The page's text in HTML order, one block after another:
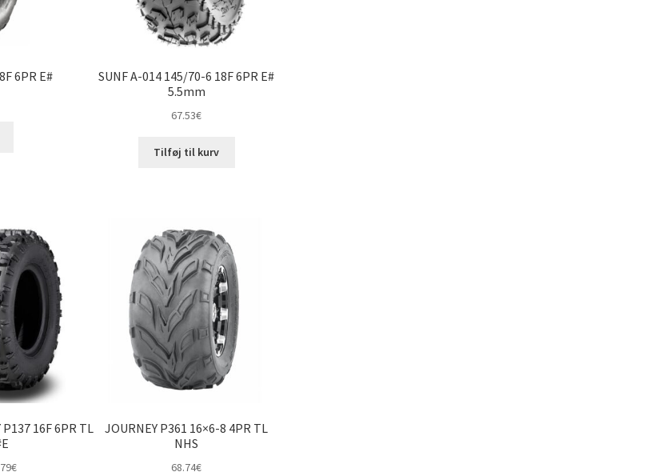
6PR E#
SUNF A-014 145/70-6 18F 6PR E#
5.5mm
67.53€
Tilføj til kurv
16F 6PR TL
€
JOURNEY P361 16×6-8 4PR TL
NHS
68.74€